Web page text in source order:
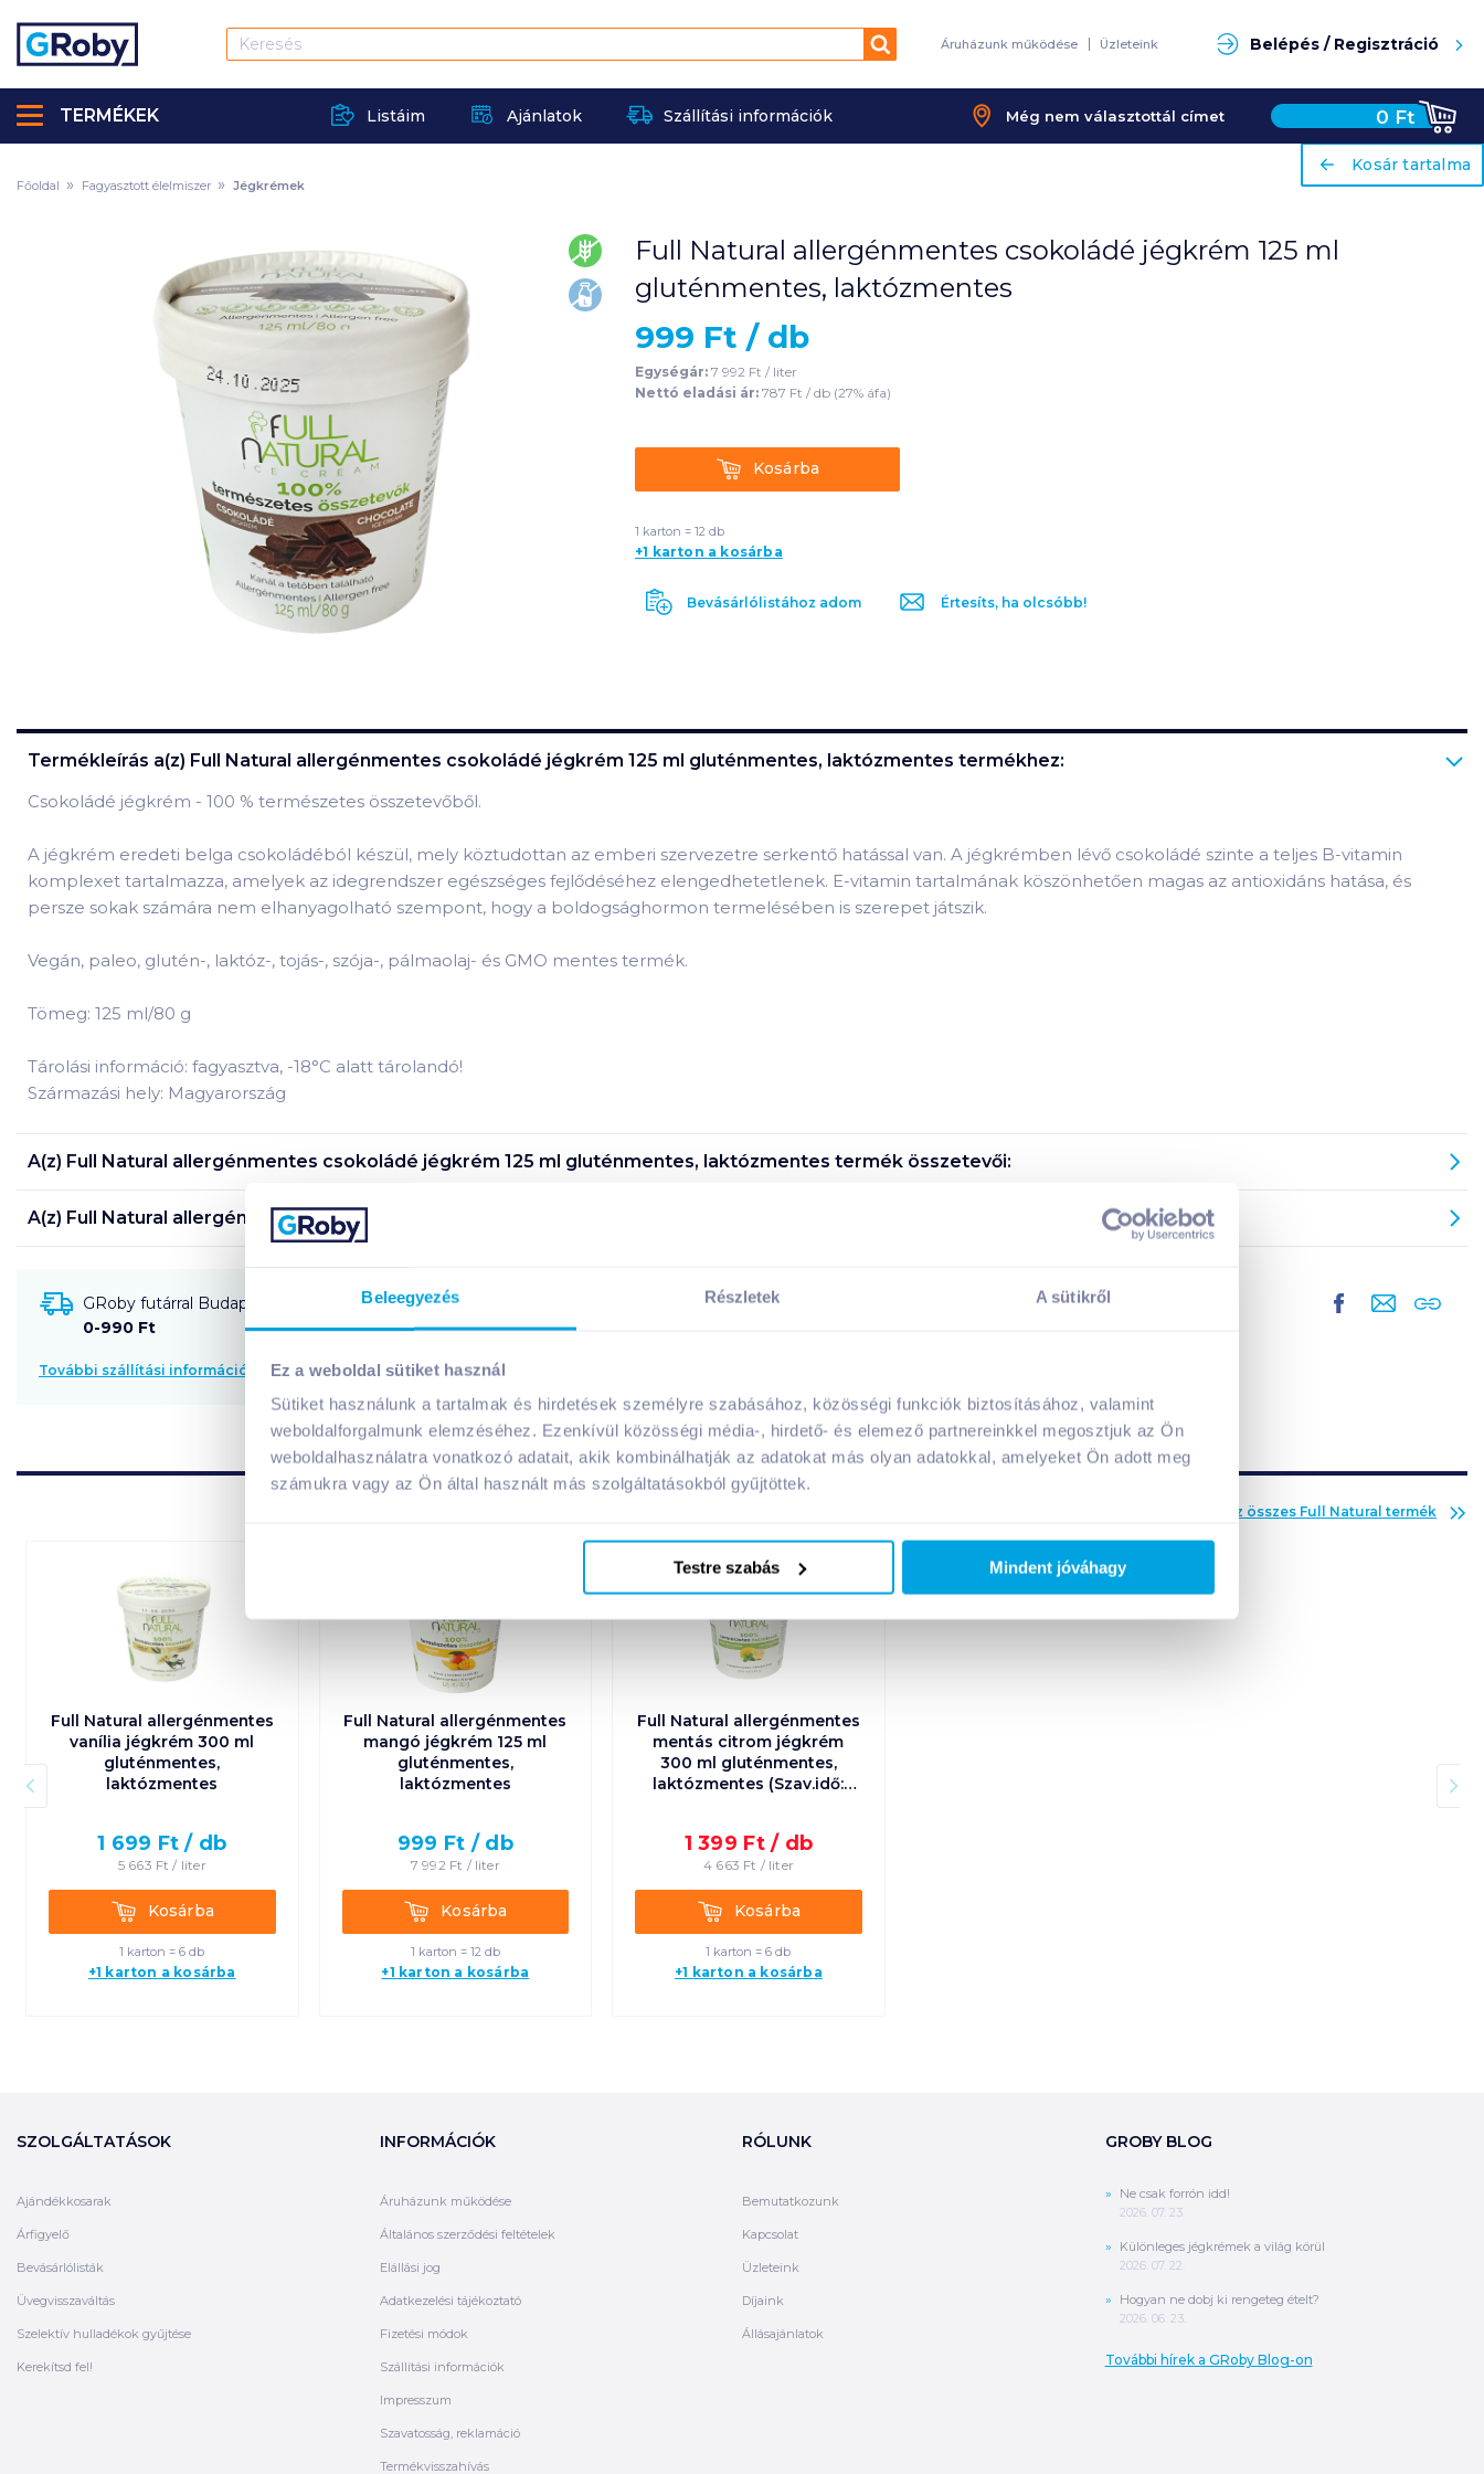
Beleegyezés Részletek A sütikről
Ez a weboldal sütiket használ
Sütiket használunk a tartalmak és hirdetések személyre szabásához, közösségi funkciók biztosításához, valamint
weboldalforgalmunk elemzéséhez. Ezenkívül közösségi média-, hirdető- és elemező partnereinkkel megosztjuk az Ön
weboldalhasználatra vonatkozó adatait, akik kombinálhatják az adatokat más olyan adatokkal, amelyeket Ön adott meg
számukra vagy az Ön által használt más szolgáltatásokból gyűjtöttek.
Testre szabás Mindent jóváhagy
Keresés Áruházunk működése Üzleteink Belépés / Regisztráció
Listáim Ajánlatok Szállítási információk Még nem választottál címet 0 Ft
TERMÉKEK
ariaLabel
Kosár tartalma
Főoldal Fagyasztott élelmiszer Jégkrémek
gluténmentes
laktózmentes
Full Natural allergénmentes csokoládé jégkrém 125 ml
gluténmentes, laktózmentes
999 Ft / db
Egységár: 7 992 Ft / liter
Nettó eladási ár: 787 Ft / db (27% áfa)
KosárbaKosárba
1 karton = 12 db
+1 karton a kosárba
Bevásárlólistához adom Értesíts, ha olcsóbb!
Termékleírás a(z) Full Natural allergénmentes csokoládé jégkrém 125 ml gluténmentes, laktózmentes termékhez:
Csokoládé jégkrém - 100 % természetes összetevőből.
A jégkrém eredeti belga csokoládéból készül, mely köztudottan az emberi szervezetre serkentő hatással van. A jégkrémben lévő csokoládé szinte a teljes B-vitamin
komplexet tartalmazza, amelyek az idegrendszer egészséges fejlődéséhez elengedhetetlenek. E-vitamin tartalmának köszönhetően magas az antioxidáns hatása, és
persze sokak számára nem elhanyagolható szempont, hogy a boldogsághormon termelésében is szerepet játszik.
Vegán, paleo, glutén-, laktóz-, tojás-, szója-, pálmaolaj- és GMO mentes termék.
Tömeg: 125 ml/80 g
Tárolási információ: fagyasztva, -18°C alatt tárolandó!
Származási hely: Magyarország
A(z) Full Natural allergénmentes csokoládé jégkrém 125 ml gluténmentes, laktózmentes termék összetevői:
A(z) Full Natural allergénmentes csokoládé jégkrém 125 ml gluténmentes, laktózmentes
GRoby futárral Budapestre és környékére szállítható
0-990 Ft
További szállítási információk
A márka további termékei
Az összes Full Natural termék
Full Natural allergénmentes
vanília jégkrém 300 ml
gluténmentes,
laktózmentes
1 699 Ft / db
5 663 Ft / liter
KosárbaKosárba
1 karton = 6 db
+1 karton a kosárba
gluténmentes
laktózmentes
Full Natural allergénmentes
mangó jégkrém 125 ml
gluténmentes,
laktózmentes
999 Ft / db
7 992 Ft / liter
KosárbaKosárba
1 karton = 12 db
+1 karton a kosárba
laktózmentes
Full Natural allergénmentes
mentás citrom jégkrém
300 ml gluténmentes,
laktózmentes (Szav.idő:
1 399 Ft / db
4 663 Ft / liter
KosárbaKosárba
1 karton = 6 db
+1 karton a kosárba
SZOLGÁLTATÁSOK
Ajándékkosarak
Árfigyelő
Bevásárlólisták
Üvegvisszaváltás
Szelektív hulladékok gyűjtése
Kerekítsd fel!
INFORMÁCIÓK
Áruházunk működése
Általános szerződési feltételek
Elállási jog
Adatkezelési tájékoztató
Fizetési módok
Szállítási információk
Impresszum
Szavatosság, reklamáció
Termékvisszahívás
RÓLUNK
Bemutatkozunk
Kapcsolat
Üzleteink
Díjaink
Állásajánlatok
GROBY BLOG
Ne csak forrón idd!
2026. 07. 23.
Különleges jégkrémek a világ körül
2026. 07. 22.
Hogyan ne dobj ki rengeteg ételt?
2026. 06. 23.
További hírek a GRoby Blog-on